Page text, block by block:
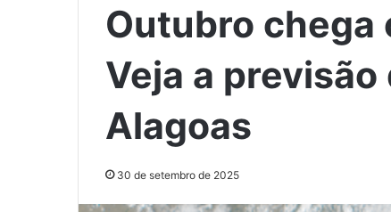
Outubro chega
Veja a
Alagoas
30 de setembro de 2025